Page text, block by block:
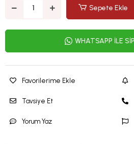
Sepete Ekle
WHATSAPP İLE
Favorilerime Ekle
Tavsiye Et
Yorum Yaz